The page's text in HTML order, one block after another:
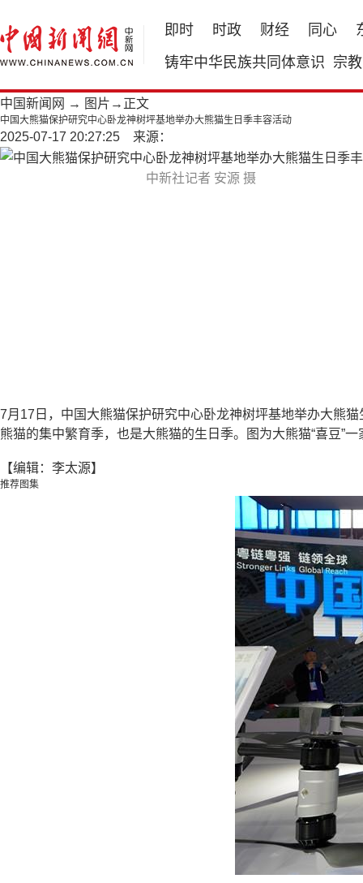
即时 时政 财经 同心
铸牢中华民族共同体意识 宗教
中国新闻网 → 图片 →正文
中国大熊猫保护研究中心卧龙神树坪基地举办大熊猫生日季丰容活动
2025-07-17 20:27:25 来源：
中新社记者 安源 摄
7月17日，中国大熊猫保护研究中心卧龙神树坪基地举办大熊
熊猫的集中繁育季，也是大熊猫的生日季。图为大熊猫“喜豆”
【编辑：李太源】
推荐图集